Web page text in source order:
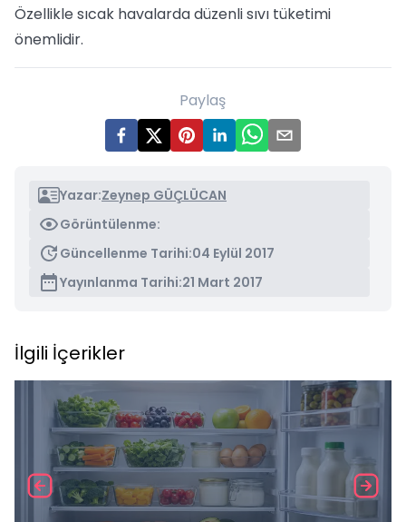
Özellikle sıcak havalarda düzenli sıvı tüketimi
önemlidir.
Paylaş
Yazar:Zeynep GÜÇLÜCAN
Görüntülenme:
Güncellenme Tarihi:04 Eylül 2017
Yayınlanma Tarihi:21 Mart 2017
İlgili İçerikler